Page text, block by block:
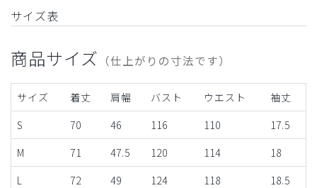
サイズ表
商品サイズ （仕上がりの寸法です）
サイズ 着丈 肩幅 バスト ウエスト
袖丈
S
70 46 116 110
17.5
M
71 47.5 120 114
18
L
72 49 124 118
18.5